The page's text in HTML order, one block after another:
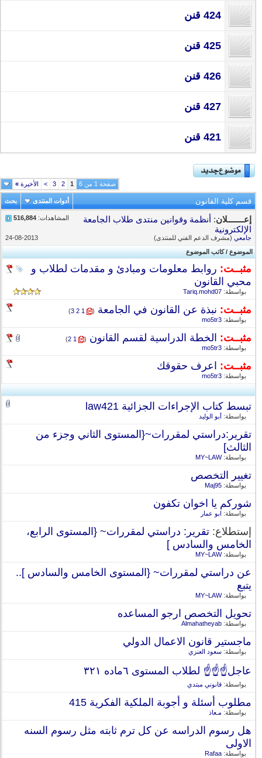
424 قنن
425 قنن
426 قنن
427 قنن
421 قنن
صفحة 1 من 6 1
2
3
> الأخيرة »
قسم كلية القانون أدوات المنتدى بحث
المشاهدات:516,884 إعـــــــلان:أنظمة وقوانين منتدى طلاب الجامعة
الإلكترونية
24-08-2013 جامعي(مشرف الدعم الفني للمنتدى)
الموضوع/كاتب الموضوع
مثبــت: روابط معلومات ومبادئ و مقدمات لطلاب و
محبي القانون
بواسطة:Tariq.mohd07
مثبــت: نبذة عن القانون في الجامعة‏
(
1
2
3
)
بواسطة:mo5tr3
مثبــت: الخطة الدراسية لقسم القانون‏
(
1
2
بواسطة:mo5tr3
مثبــت: اعرف حقوقك
بواسطة:mo5tr3
تبسط كتاب الإجراءات الجزائية law421
بواسطة:أبو الوليد
تقرير:دراستي لمقررات~{المستوى الثاني وجزء من
الثالث]
بواسطة:MY~LAW
تغيير التخصص
بواسطة:Maj95
شوركم يا اخوان تكفون
بواسطة:ابو عمار
إستطلاع:تقرير: دراستي لمقررات~ {المستوى الرابع،
الخامس والسادس ]
بواسطة:MY~LAW
عن دراستي لمقررات~ {المستوى الخامس والسادس ]..
يتبع
بواسطة:MY~LAW
تحويل التخصص ارجو المساعده
بواسطة:Almahatheyab
ماجستير قانون الاعمال الدولي
بواسطة:سعود العنزي
عاجل☝️☝️☝️ لطلاب المستوى ٦ماده ٣٢١
بواسطة:قانوني مبتدي
مطلوب أسئلة و أجوبة الملكية الفكرية 415
بواسطة:مـعاذ
هل رسوم الدراسه عن كل ترم ثابته مثل رسوم السنه
الاولى
بواسطة:Rafaa